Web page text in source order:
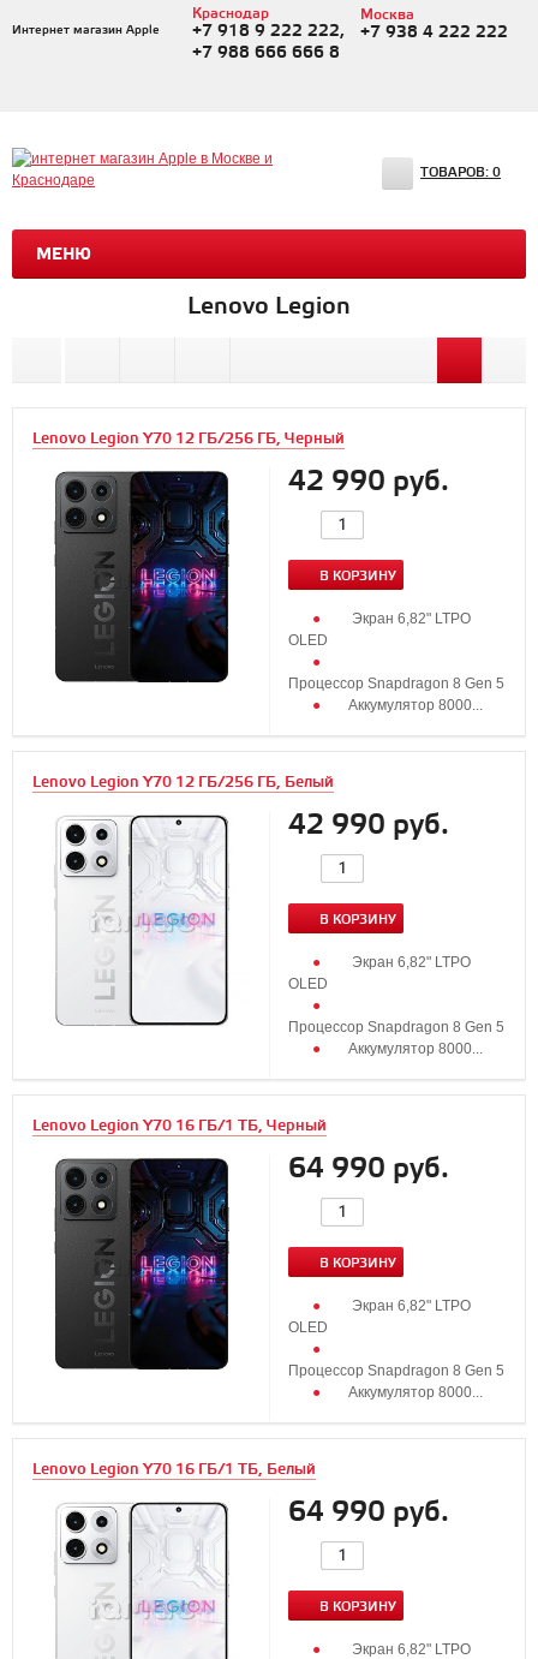
Интернет магазин Apple
Краснодар
+7 918 9 222 222,
+7 988 666 666 8
Москва
+7 938 4 222 222
МЕНЮ
ТОВАРОВ: 0
Lenovo Legion
Lenovo Legion Y70 12 ГБ/256 ГБ, Черный
42 990 руб.
В КОРЗИНУ
Экран 6,82" LTPO
OLED
Процессор Snapdragon 8 Gen 5
Аккумулятор 8000...
Lenovo Legion Y70 12 ГБ/256 ГБ, Белый
42 990 руб.
В КОРЗИНУ
Экран 6,82" LTPO
OLED
Процессор Snapdragon 8 Gen 5
Аккумулятор 8000...
Lenovo Legion Y70 16 ГБ/1 ТБ, Черный
64 990 руб.
В КОРЗИНУ
Экран 6,82" LTPO
OLED
Процессор Snapdragon 8 Gen 5
Аккумулятор 8000...
Lenovo Legion Y70 16 ГБ/1 ТБ, Белый
64 990 руб.
В КОРЗИНУ
Экран 6,82" LTPO